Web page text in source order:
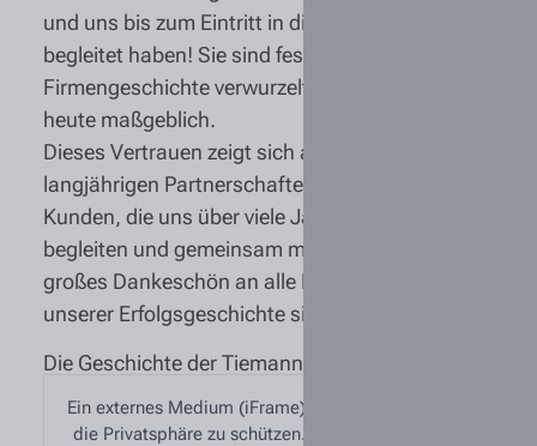
und uns bis zum Eintritt in die Altersvollrente
begleitet haben! Sie sind fest in unserer
Firmengeschichte verwurzelt und prägen sie bis
heute maßgeblich.
Dieses Vertrauen zeigt sich auch in den
langjährigen Partnerschaften mit unseren
Kunden, die uns über viele Jahre hinweg
begleiten und gemeinsam mit uns wachsen. Ein
großes Dankeschön an alle Personen, die Teil
unserer Erfolgsgeschichte sind!
Die Geschichte der Tiemann Gruppe
Ein externes Medium (iFrame) wurde blockiert, um
die Privatsphäre zu schützen. Zum Abspielen des